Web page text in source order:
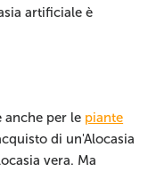
artificiale è
anche per le piante
di un'Alocasia
vera. Ma